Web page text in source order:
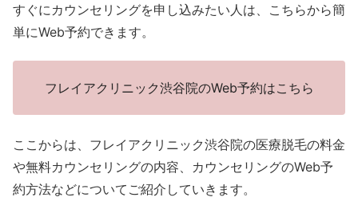
すぐにカウンセリングを申し込みたい人は、こちらから簡
単にWeb予約できます。
フレイアクリニック渋谷院のWeb予約はこちら
ここからは、フレイアクリニック渋谷院の医療脱毛の料金
や無料カウンセリングの内容、カウンセリングのWeb予
約方法などについてご紹介していきます。